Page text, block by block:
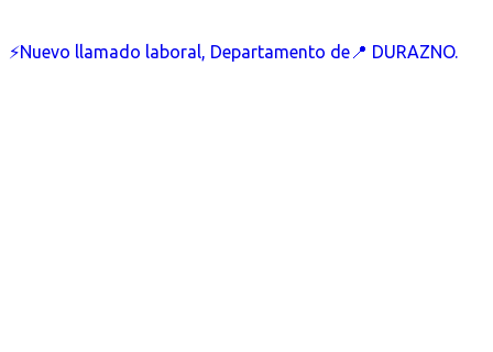
⚡Nuevo llamado laboral, Departamento de📍 DURAZNO.